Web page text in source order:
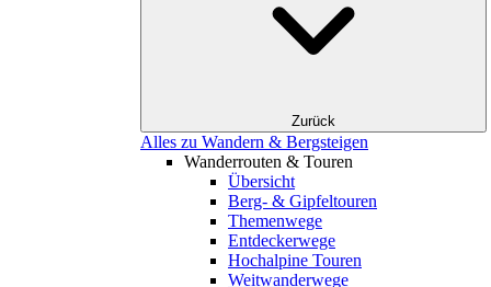
Zurück
Alles zu Wandern & Bergsteigen
Wanderrouten & Touren
Übersicht
Berg- & Gipfeltouren
Themenwege
Entdeckerwege
Hochalpine Touren
Weitwanderwege